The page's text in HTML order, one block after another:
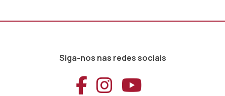
Siga-nos nas redes sociais
Aceder ao
Aceder ao
Aceder